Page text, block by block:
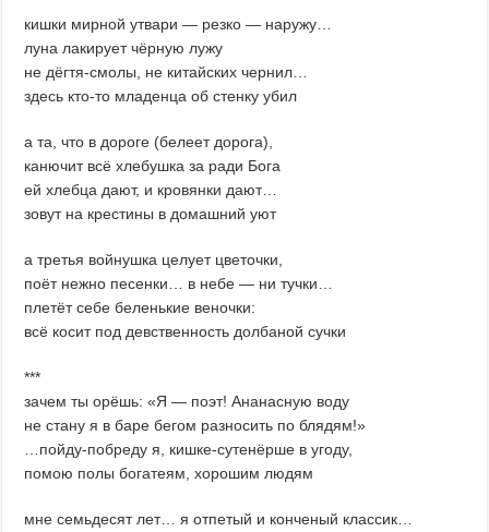
кишки мирной утвари — резко — наружу…
луна лакирует чёрную лужу
не дёгтя-смолы, не китайских чернил…
здесь кто-то младенца об стенку убил
а та, что в дороге (белеет дорога),
канючит всё хлебушка за ради Бога
ей хлебца дают, и кровянки дают…
зовут на крестины в домашний уют
а третья войнушка целует цветочки,
поёт нежно песенки… в небе — ни тучки…
плетёт себе беленькие веночки:
всё косит под девственность долбаной сучки
***
зачем ты орёшь: «Я — поэт! Ананасную воду
не стану я в баре бегом разносить по блядям!»
…пойду-побреду я, кишке-сутенёрше в угоду,
помою полы богатеям, хорошим людям
мне семьдесят лет… я отпетый и конченый классик…